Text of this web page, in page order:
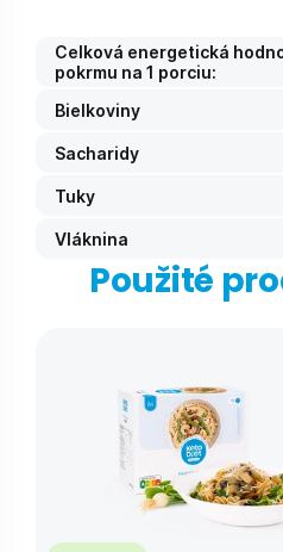
Celková energetická
pokrmu na 1 porciu:
Bielkoviny
Sacharidy
Tuky
Vláknina
Použité